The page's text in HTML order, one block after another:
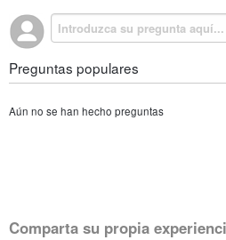
Preguntas populares
Aún no se han hecho preguntas
Comparta su propia